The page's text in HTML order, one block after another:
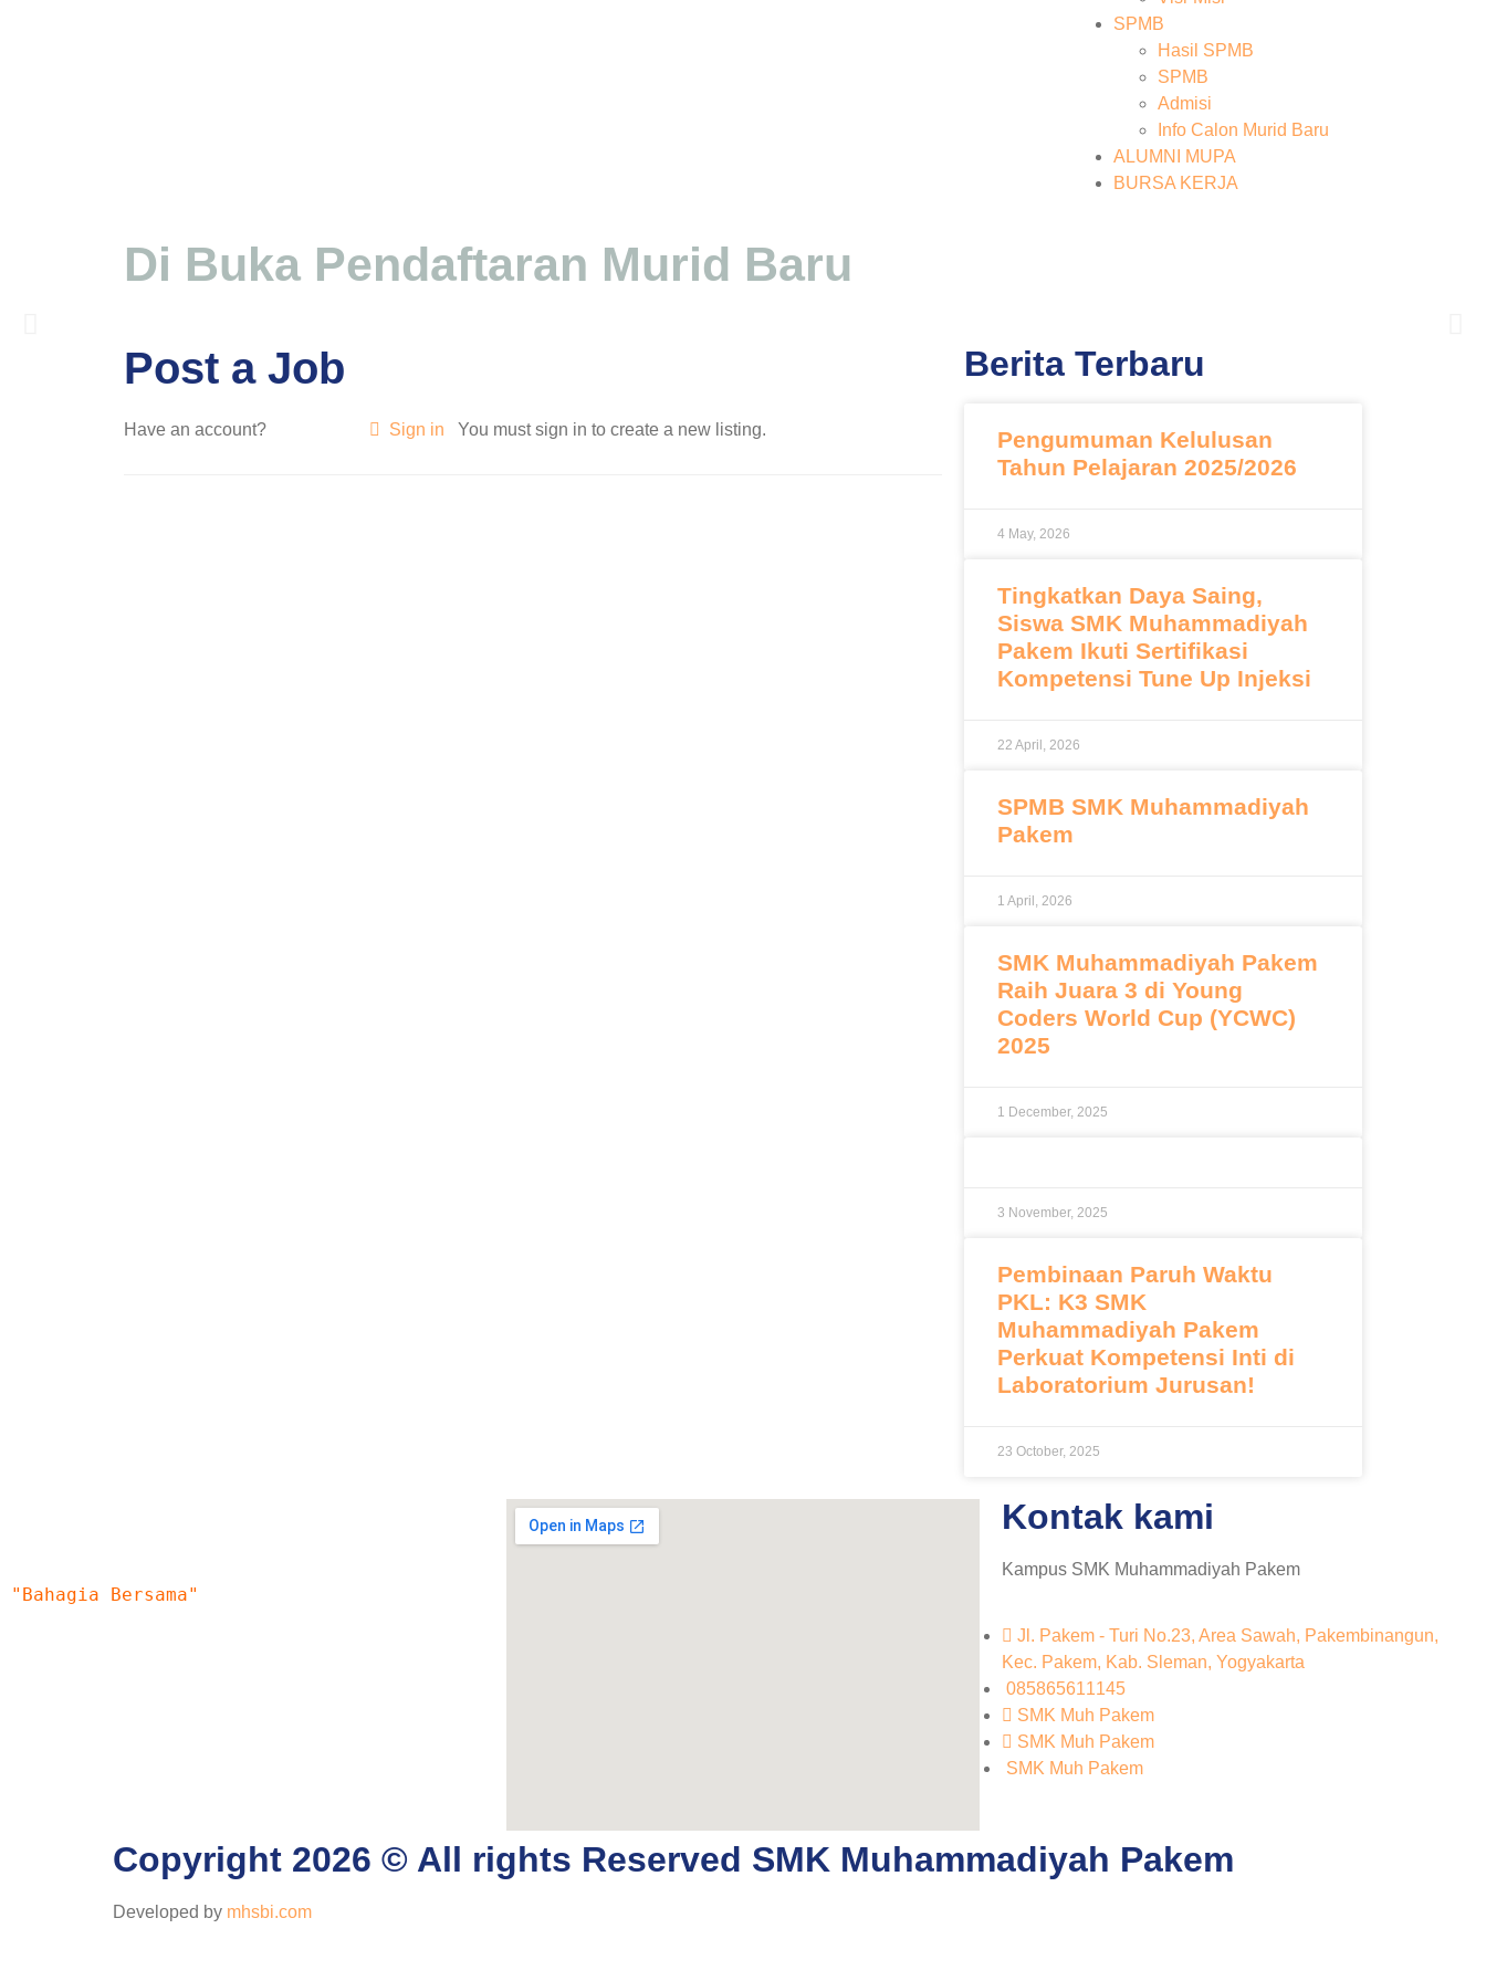
SPMB
Hasil SPMB
SPMB
Admisi
Info Calon Murid Baru
ALUMNI MUPA
BURSA KERJA
Di Buka Pendaftaran Murid Baru
SEKOLAH PUSAT KEUNGGULAN
Post a Job
Have an account? Sign in You must sign in to create a new listing.
Berita Terbaru
Pengumuman Kelulusan
Tahun Pelajaran 2025/2026
4 May, 2026
Tingkatkan Daya Saing,
Siswa SMK Muhammadiyah
Pakem Ikuti Sertifikasi
Kompetensi Tune Up Injeksi
22 April, 2026
SPMB SMK Muhammadiyah
Pakem
1 April, 2026
SMK Muhammadiyah Pakem
Raih Juara 3 di Young
Coders World Cup (YCWC)
2025
1 December, 2025
3 November, 2025
Pembinaan Paruh Waktu
PKL: K3 SMK
Muhammadiyah Pakem
Perkuat Kompetensi Inti di
Laboratorium Jurusan!
23 October, 2025
"Bahagia Bersama"
Kontak kami
Kampus SMK Muhammadiyah Pakem
Jl. Pakem - Turi No.23, Area Sawah, Pakembinangun,
Kec. Pakem, Kab. Sleman, Yogyakarta
085865611145
SMK Muh Pakem
SMK Muh Pakem
SMK Muh Pakem
Copyright 2026 © All rights Reserved SMK Muhammadiyah Pakem
Developed by mhsbi.com